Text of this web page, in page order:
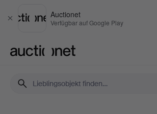
Schließen
Auctionet
Verfügbar auf Google Play